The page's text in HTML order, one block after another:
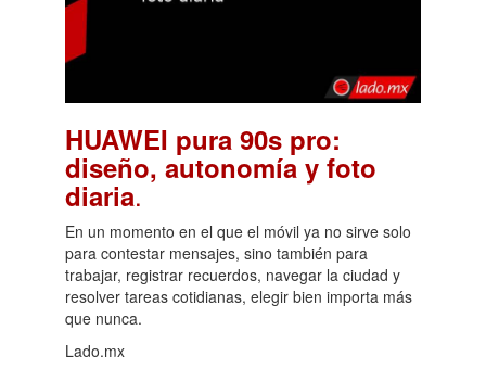
HUAWEI pura 90s pro:
diseño, autonomía y foto
diaria.
En un momento en el que el móvil ya no sirve solo
para contestar mensajes, sino también para
trabajar, registrar recuerdos, navegar la ciudad y
resolver tareas cotidianas, elegir bien importa más
que nunca.
Lado.mx